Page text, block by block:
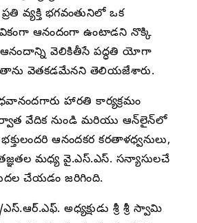
వ్యక్తి భగవంతునిలో ఒక
ఆనందంగా ఉంటాడని నొక్కి
వెలికితీసే పద్ధతి యోగా
వెతకడమేనని తెలియజేశారు.
హారతి కార్యక్రమం
వేదిక నుండి మరియు ఆన్‌లైన్‌లో
ఆనందకర కరతాళధ్వనులు,
మధ్య వై.ఎస్.ఎస్. సన్యాసులచే
చేయడం జరిగింది.
అధ్యక్షుడు శ్రీ శ్రీ స్వామి